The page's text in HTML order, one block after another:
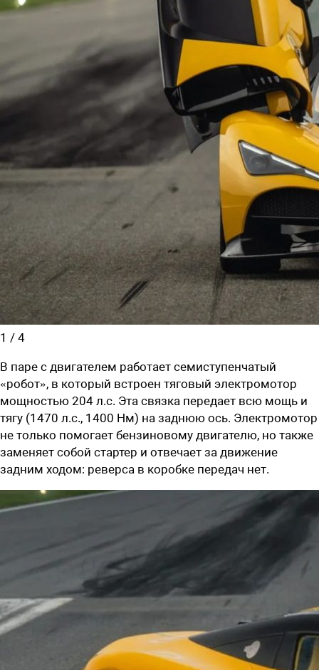
1 / 4
В паре с двигателем работает семиступенчатый
«робот», в который встроен тяговый электромотор
мощностью 204 л.с. Эта связка передает всю мощь и
тягу (1470 л.с., 1400 Нм) на заднюю ось. Электромотор
не только помогает бензиновому двигателю, но также
заменяет собой стартер и отвечает за движение
задним ходом: реверса в коробке передач нет.